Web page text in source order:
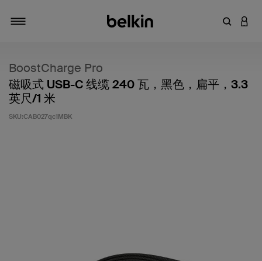
输入关键
登录
BoostCharge Pro
磁吸式 USB-C 线缆 240 瓦，黑色，扁平，3.3
英尺/1 米
SKU:CAB027qc1MBK